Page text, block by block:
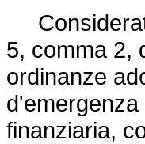
5, comma 2,
ordinanze
finanziaria,